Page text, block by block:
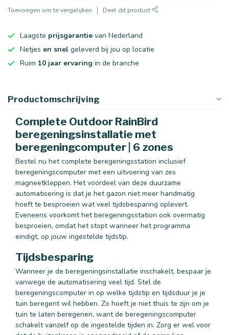
Toevoegen om te vergelijken Deel dit product
Laagste prijsgarantie van Nederland
Netjes en snel geleverd bij jou op locatie
Ruim 10 jaar ervaring in de branche
Productomschrijving
Complete Outdoor RainBird
beregeningsinstallatie met
beregeningcomputer | 6 zones
Bestel nu het complete beregeningsstation inclusief
beregeningscomputer met een uitvoering van zes
magneetkleppen. Het voordeel van deze duurzame
automatisering is dat je het gazon niet meer handmatig
hoeft te besproeien wat veel tijdsbesparing oplevert.
Eveneens voorkomt het beregeningsstation ook overmatig
besproeien, omdat het stopt wanneer het programma
eindigt, op jouw ingestelde tijdstip.
Tijdsbesparing
Wanneer je de beregeningsinstallatie inschakelt, bespaar je
vanwege de automatisering veel tijd. Stel de
beregeningscomputer in op welke tijdstip en tijdsduur je je
tuin beregent wil hebben. Zo hoeft je niet thuis te zijn om je
tuin te laten beregenen, want de beregeningscomputer
schakelt vanzelf op de ingestelde tijden in. Zorg er wel voor